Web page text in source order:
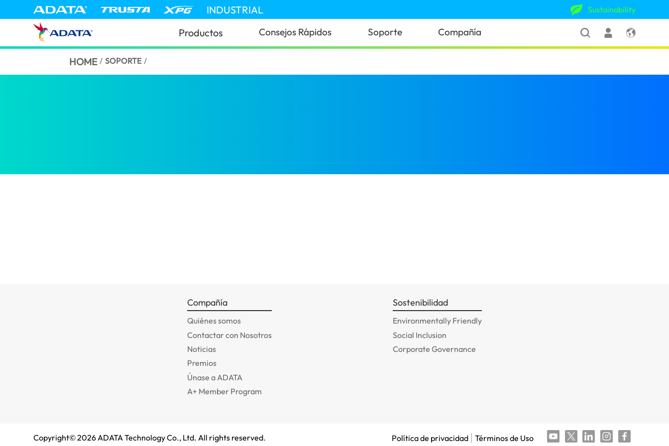
INDUSTRIAL Sustainability
Productos Consejos Rápidos Soporte Compañía
HOME / SOPORTE /
Compañía
Quiénes somos
Contactar con Nosotros
Noticias
Premios
Únase a ADATA
A+ Member Program
Sostenibilidad
Environmentally Friendly
Social Inclusion
Corporate Governance
Copyright©2026 ADATA Technology Co., Ltd. All rights reserved. Política de privacidad Términos de Uso